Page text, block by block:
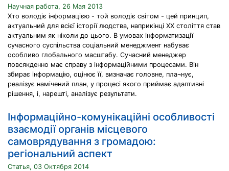
Научная работа, 26 Мая 2013
Хто володіє інформацією - той володіє світом - цей принцип,
актуальний для всієї історії людства, наприкінці ХХ століття став
актуальним як ніколи до цього. В умовах інформатизації
сучасного суспільства соціальний менеджмент набуває
особливо глобального масштабу. Сучасний менеджер
повсякденно має справу з інформаційними процесами. Він
збирає інформацію, оцінює її, визначає головне, пла¬нує,
реалізує намічений план, у процесі якого приймає адаптивні
рішення, і, нарешті, аналізує результати.
Інформаційно-комунікаційні особливості
взаємодії органів місцевого
самоврядування з громадою:
регіональний аспект
Статья, 03 Октября 2014